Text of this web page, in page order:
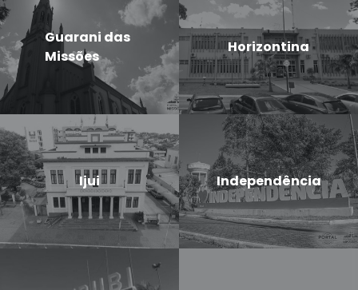
Guarani das
Missões
Horizontina
Ijui Independência